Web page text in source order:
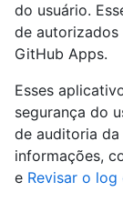
do usuário.
de
GitHub Apps.
Esses
segurança do
de auditoria
informações,
e Revisar o